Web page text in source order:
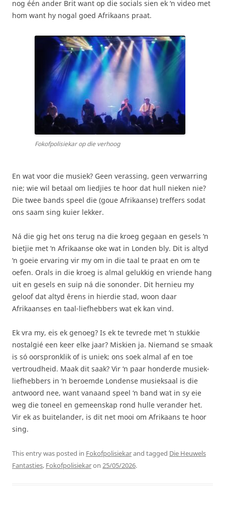
nog één ander Brit want op die socials sien ek ‘n video met
hom want hy nogal goed Afrikaans praat.
Fokofpolisiekar op die verhoog
En wat voor die musiek? Geen verassing, geen verwarring
nie; wie wil betaal om liedjies te hoor dat hull nieken nie?
Die twee bands speel die (goue Afrikaanse) treffers sodat
ons saam sing kuier lekker.
Ná die gig het ons terug na die kroeg gegaan en gesels ‘n
bietjie met ‘n Afrikaanse oke wat in Londen bly. Dit is altyd
‘n goeie ervaring vir my om in die taal te praat en om te
oefen. Orals in die kroeg is almal gelukkig en vriende hang
uit en gesels en suip ná die sononder. Dit hernieu my
geloof dat altyd êrens in hierdie stad, woon daar
Afrikaanses en taal-liefhebbers wat ek kan vind.
Ek vra my, eis ek genoeg? Is ek te tevrede met ‘n stukkie
nostalgié een keer elke jaar? Miskien ja. Niemand se smaak
is só oorspronklik of is uniek; ons soek almal af en toe
vertroudheid. Maak dit saak? Vir ‘n paar honderde musiek-
liefhebbers in ‘n beroemde Londense musieksaal is die
antwoord nee, want vanaand speel ‘n band wat in sy eie
weg die toneel en gemeenskap rond hulle verander het.
Vir ek as buitelander, is dit net mooi om Afrikaans te hoor
sing.
This entry was posted in Fokofpolisiekarand tagged Die Heuwels
Fantasties, Fokofpolisiekaron 25/05/2026.